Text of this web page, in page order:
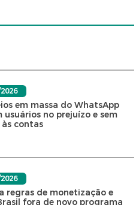
em massa do WhatsApp
usuários no prejuízo e sem
às contas
regras de monetização e
fora de novo programa